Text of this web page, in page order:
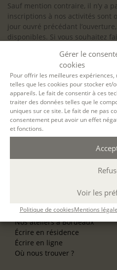
Gérer le
cookies
Pour offrir les meilleures
telles que les cookies pour stocker et/
appareils. Le fait de consentir à ces
traiter des données telles que le
uniques sur ce site. Le fait de ne pas
consentement peut avoir un effet
et fonctions.
Voir les
Politique de cookiesMentions
Sauf mention contraire, il n’y a
inscriptions à nos activités sont
jour ouvré précédant
disponibles. Si vous souhaitez
est à effectuer au plus tard un
NOS ATELIERS
Découverte
L’école d’écriture
La fabrique du manuscrit
Les stages pour artistes-auteurs
Se former à la biographie
Nos ateliers à Lyon
Nos ateliers à Bordeaux
Écrire en résidence
Écrire en ligne
Où nous trouver ?